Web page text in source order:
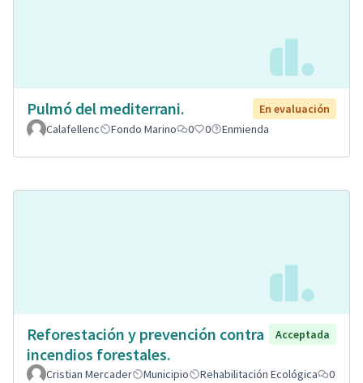
Pulmó del mediterrani.
En evaluación
Calafellenc
Fondo Marino 0 0 Enmienda
Reforestación y prevención contra
incendios forestales.
Acceptada
Cristian Mercader Municipio Rehabilitación Ecológica
0